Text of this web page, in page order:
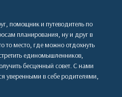
помощник и путеводитель по
планирования, ну и друг в
то место, где можно отдохнуть
единомышленников,
бесценный совет. С нами
уверенными в себе родителями,